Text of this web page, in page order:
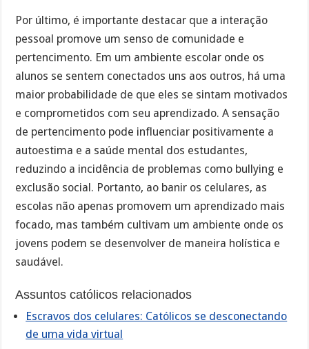
Por último, é importante destacar que a interação
pessoal promove um senso de comunidade e
pertencimento. Em um ambiente escolar onde os
alunos se sentem conectados uns aos outros, há uma
maior probabilidade de que eles se sintam motivados
e comprometidos com seu aprendizado. A sensação
de pertencimento pode influenciar positivamente a
autoestima e a saúde mental dos estudantes,
reduzindo a incidência de problemas como bullying e
exclusão social. Portanto, ao banir os celulares, as
escolas não apenas promovem um aprendizado mais
focado, mas também cultivam um ambiente onde os
jovens podem se desenvolver de maneira holística e
saudável.
Assuntos católicos relacionados
Escravos dos celulares: Católicos se desconectando
de uma vida virtual